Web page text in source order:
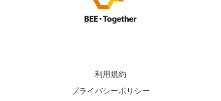
利用規約
プライバシーポリシー